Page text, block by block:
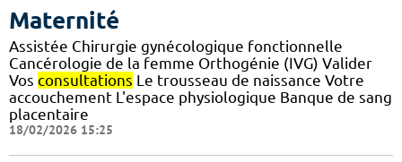
Maternité
Assistée Chirurgie gynécologique fonctionnelle
Cancérologie de la femme Orthogénie (IVG) Valider
Vos consultations Le trousseau de naissance Votre
accouchement L'espace physiologique Banque de sang
placentaire
18/02/2026 15:25